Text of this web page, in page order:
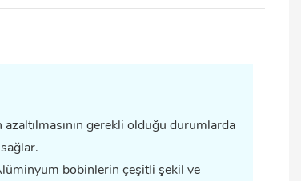
azaltılmasının gerekli olduğu durumlarda
bobinlerin çeşitli şekil ve